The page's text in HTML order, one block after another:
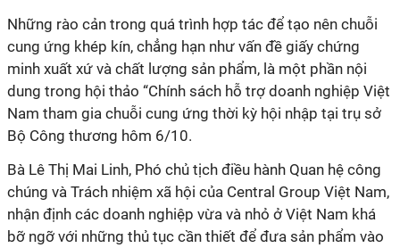
Những rào cản trong quá trình hợp tác để tạo nên chuỗi
cung ứng khép kín, chẳng hạn như vấn đề giấy chứng
minh xuất xứ và chất lượng sản phẩm, là một phần nội
dung trong hội thảo “Chính sách hỗ trợ doanh nghiệp Việt
Nam tham gia chuỗi cung ứng thời kỳ hội nhập tại trụ sở
Bộ Công thương hôm 6/10.
Bà Lê Thị Mai Linh, Phó chủ tịch điều hành Quan hệ công
chúng và Trách nhiệm xã hội của Central Group Việt Nam,
nhận định các doanh nghiệp vừa và nhỏ ở Việt Nam khá
bỡ ngỡ với những thủ tục cần thiết để đưa sản phẩm vào